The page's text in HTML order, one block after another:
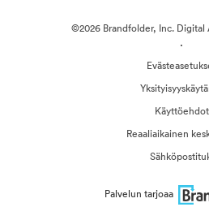
©2026 Brandfolder, Inc. Digital
·
Käyttöehdot
Reaaliaikainen
Palvelun tarjoaa